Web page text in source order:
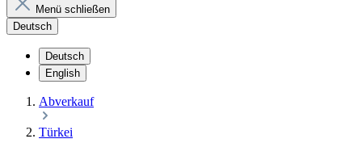
Menü schließen
Deutsch
Deutsch
English
Abverkauf
Türkei